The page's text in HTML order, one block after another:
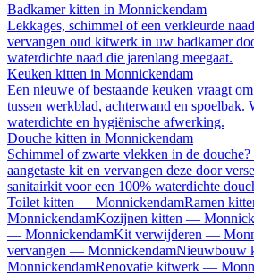
Badkamer kitten in Monnickendam
Lekkages, schimmel of een verkleurde
vervangen oud kitwerk in uw badkamer
waterdichte naad die jarenlang meegaat.
Keuken kitten in Monnickendam
Een nieuwe of bestaande keuken vraagt
tussen werkblad, achterwand en spoelbak.
waterdichte en hygiënische afwerking.
Douche kitten in Monnickendam
Schimmel of zwarte vlekken in de
aangetaste kit en vervangen deze door
sanitairkit voor een 100% waterdichte
Toilet kitten — MonnickendamRamen
MonnickendamKozijnen kitten —
— MonnickendamKit verwijderen —
vervangen — MonnickendamNieuwbouw
MonnickendamRenovatie kitwerk —